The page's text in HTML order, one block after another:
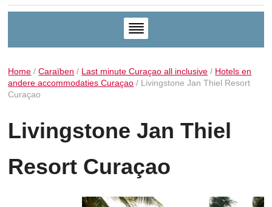
Home /Caraïben / Last minute Curaçao all inclusive / Hotels en
andere accommodaties Curaçao / Livingstone Jan Thiel Resort
Curaçao
Livingstone Jan Thiel
Resort Curaçao